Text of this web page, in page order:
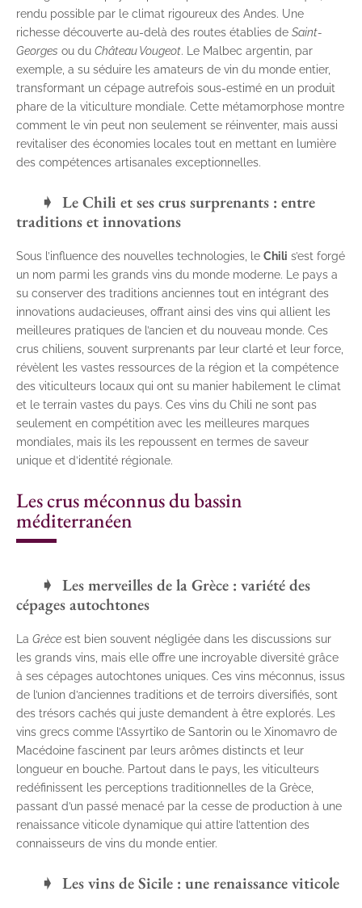
rendu possible par le climat rigoureux des Andes. Une
richesse découverte au-delà des routes établies de Saint-
Georges ou du Château Vougeot. Le Malbec argentin, par
exemple, a su séduire les amateurs de vin du monde entier,
transformant un cépage autrefois sous-estimé en un produit
phare de la viticulture mondiale. Cette métamorphose montre
comment le vin peut non seulement se réinventer, mais aussi
revitaliser des économies locales tout en mettant en lumière
des compétences artisanales exceptionnelles.
Le Chili et ses crus surprenants : entre
traditions et innovations
Sous l’influence des nouvelles technologies, le Chili s’est forgé
un nom parmi les grands vins du monde moderne. Le pays a
su conserver des traditions anciennes tout en intégrant des
innovations audacieuses, offrant ainsi des vins qui allient les
meilleures pratiques de l’ancien et du nouveau monde. Ces
crus chiliens, souvent surprenants par leur clarté et leur force,
révèlent les vastes ressources de la région et la compétence
des viticulteurs locaux qui ont su manier habilement le climat
et le terrain vastes du pays. Ces vins du Chili ne sont pas
seulement en compétition avec les meilleures marques
mondiales, mais ils les repoussent en termes de saveur
unique et d’identité régionale.
Les crus méconnus du bassin
méditerranéen
Les merveilles de la Grèce : variété des
cépages autochtones
La Grèce est bien souvent négligée dans les discussions sur
les grands vins, mais elle offre une incroyable diversité grâce
à ses cépages autochtones uniques. Ces vins méconnus, issus
de l’union d’anciennes traditions et de terroirs diversifiés, sont
des trésors cachés qui juste demandent à être explorés. Les
vins grecs comme l’Assyrtiko de Santorin ou le Xinomavro de
Macédoine fascinent par leurs arômes distincts et leur
longueur en bouche. Partout dans le pays, les viticulteurs
redéfinissent les perceptions traditionnelles de la Grèce,
passant d’un passé menacé par la cesse de production à une
renaissance viticole dynamique qui attire l’attention des
connaisseurs de vins du monde entier.
Les vins de Sicile : une renaissance viticole